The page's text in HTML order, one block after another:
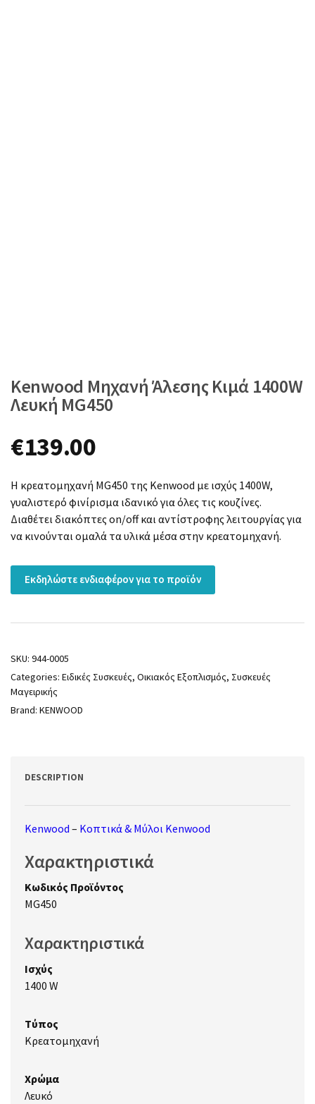
Kenwood Μηχανή Άλεσης Κιμά 1400W
Λευκή MG450
€139.00
Η κρεατομηχανή MG450 της Kenwood με ισχύς 1400W,
γυαλιστερό φινίρισμα ιδανικό για όλες τις κουζίνες.
Διαθέτει διακόπτες on/off και αντίστροφης λειτουργίας για
να κινούνται ομαλά τα υλικά μέσα στην κρεατομηχανή.
Εκδηλώστε ενδιαφέρον για το προϊόν
SKU: 944-0005
Categories: Ειδικές Συσκευές, Οικιακός Εξοπλισμός, Συσκευές
Μαγειρικής
Brand: KENWOOD
DESCRIPTION
Kenwood – Κοπτικά & Μύλοι Kenwood
Χαρακτηριστικά
Κωδικός Προϊόντος
MG450
Χαρακτηριστικά
Ισχύς
1400 W
Τύπος
Κρεατομηχανή
Χρώμα
Λευκό